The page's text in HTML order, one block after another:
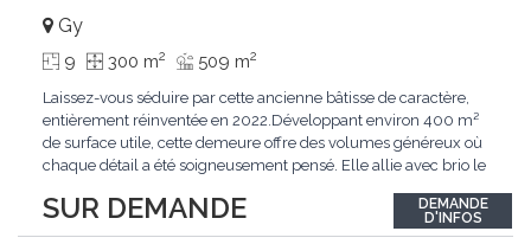
SUR DEMANDE
Gy
9 300 m2 509 m2
Laissez-vous séduire par cette ancienne bâtisse de caractère,
entièrement réinventée en 2022.Développant environ 400 m²
de surface utile, cette demeure offre des volumes généreux où
chaque détail a été soigneusement pensé. Elle allie avec brio le
contemporaines. Sa distribution harmonieuse et fonctionnelle a
été conçue pour répondre...
DEMANDE
D'INFOS